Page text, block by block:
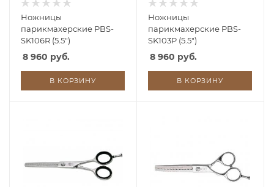
Ножницы
парикмахерские PBS-
SK106R (5.5")
8 960 руб.
В КОРЗИНУ
Ножницы
парикмахерские PBS-
SK103P (5.5")
8 960 руб.
В КОРЗИНУ